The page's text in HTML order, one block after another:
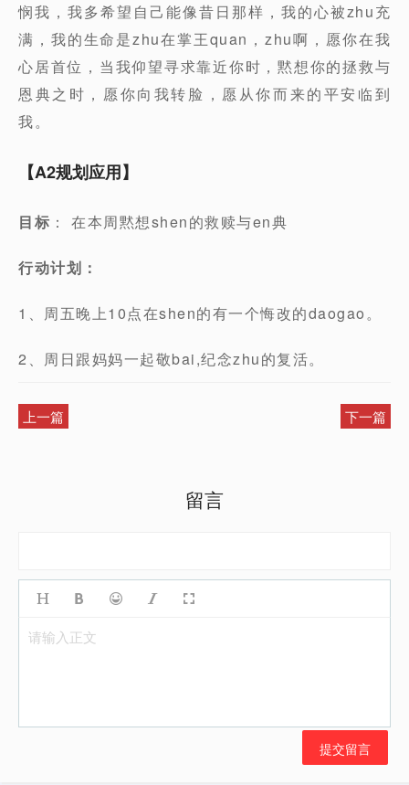
悯我，我多希望自己能像昔日那样，我的心被zhu充
满，我的生命是zhu在掌王quan，zhu啊，愿你在我
心居首位，当我仰望寻求靠近你时，黙想你的拯救与
恩典之时，愿你向我转脸，愿从你而来的平安临到
我。
【A2规划应用】
目标 ： 在本周黙想shen的救赎与en典
行动计划：
1、周五晚上10点在shen的有一个悔改的daogao。
2、周日跟妈妈一起敬bai,纪念zhu的复活。
上一篇 下一篇
留言
请输入正文
提交留言